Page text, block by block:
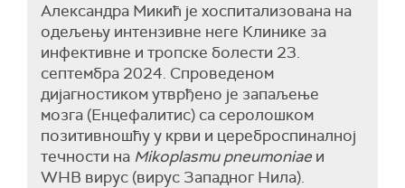
Александра Микић је хоспитализована на
одељењу интензивне неге Клинике за
инфективне и тропске болести 23.
септембра 2024. Спроведеном
дијагностиком утврђено је запаљење
мозга (Енцефалитис) са серолошком
позитивношћу у крви и цереброспиналној
течности на Mikoplasmu pneumoniae и
WНВ вирус (вирус Западног Нила).